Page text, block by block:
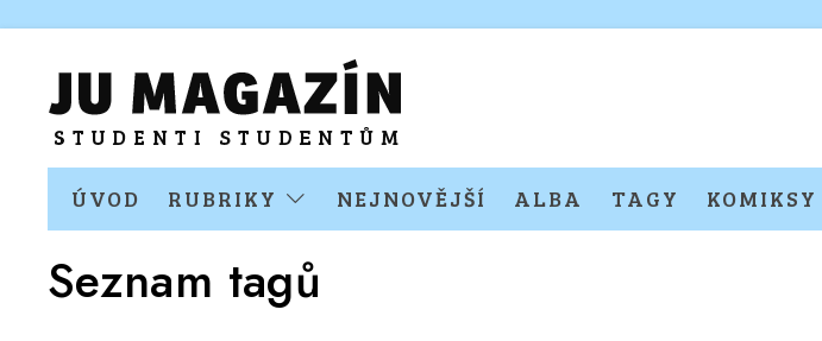
ÚVOD RUBRIKY NEJNOVĚJŠÍ ALBA TAGY KOMIKSY
Seznam tagů